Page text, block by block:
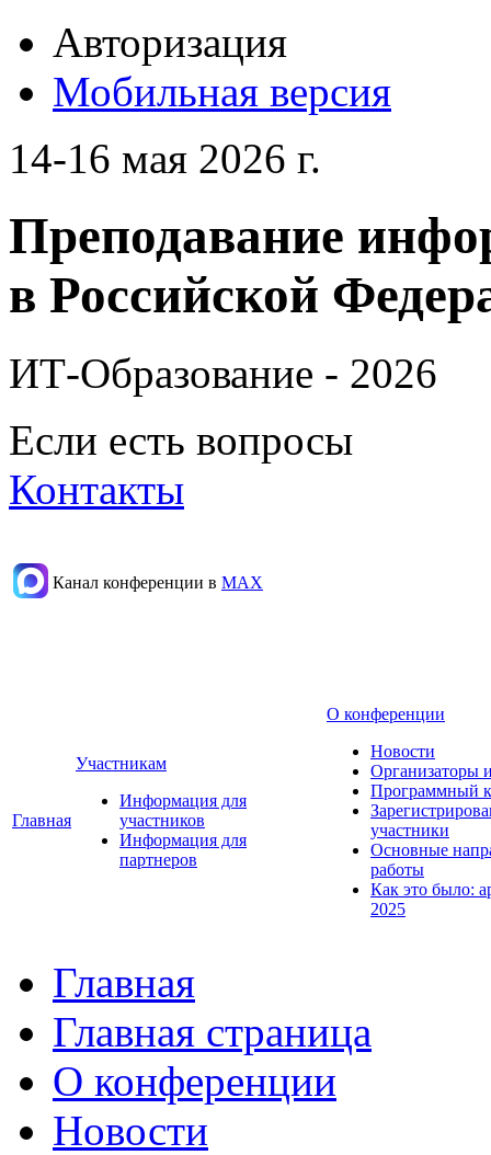
Авторизация
Мобильная версия
14-16 мая 2026 г.
Преподавание
в Российской
ИТ-Образование - 2026
Если есть вопросы
Контакты
Канал конференции в МАХ
Главная
Участникам
Информация для
участников
Информация для
партнеров
О конференции
Новости
Организаторы
Программный
участники
Основные
работы
Как это было:
2025
Главная
Главная страница
О конференции
Новости